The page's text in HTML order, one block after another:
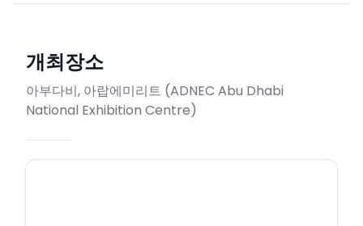
개최장소
아부다비, 아랍에미리트 (ADNEC Abu Dhabi
National Exhibition Centre)